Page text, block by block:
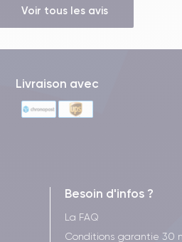
Voir tous les avis
Livraison avec
Besoin d'infos ?
La FAQ
Conditions garantie 30